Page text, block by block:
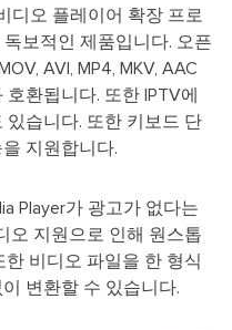
디오 플레이어 확장 프로
보적인 제품입니다. 오픈
AVI, MP4, MKV, AAC
환됩니다. 또한 IPTV에
있습니다. 또한 키보드 단
지원합니다.
Player가 광고가 없다는
오 지원으로 인해 원스톱
비디오 파일을 한 형식
변환할 수 있습니다.